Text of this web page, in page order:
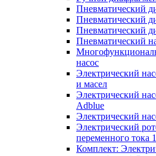
Пневматический
Пневматический
Пневматический
Пневматический
насос
Электрический
и масел
Электрический
Adblue
Электрический
Электрический
переменного тока
Комплект: